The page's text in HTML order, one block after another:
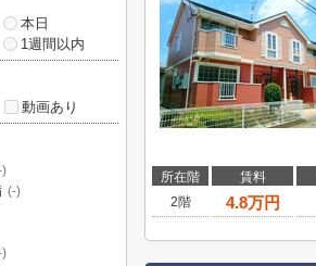
所在階 賃料
2階
4.8万円
本日
1週間以内
動画あり
)
(-)
)